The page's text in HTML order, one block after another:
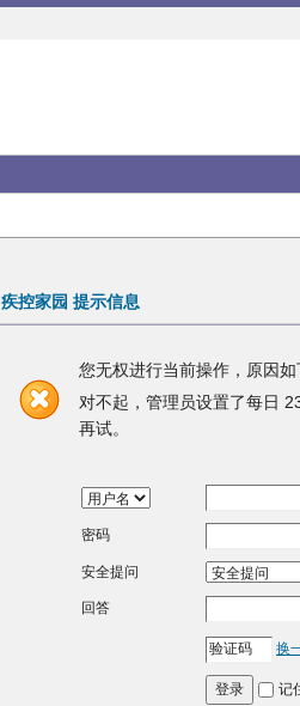
疾控家园 提示信息
您无权进行当前操作，原因如
对不起，管理员设置了每日
再试。
密码
安全提问
回答
换
登录 记